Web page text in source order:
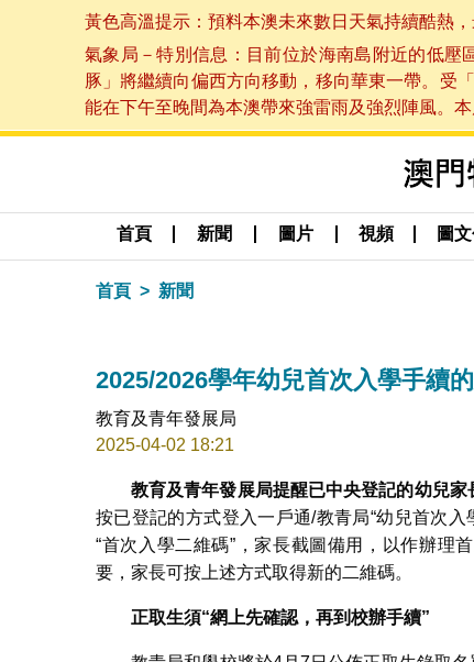
黃色高溫提示：預料本澳未來數日天氣持續酷熱
氣象局－特別信息：目前位於海南島附近的低
豚」將繼續向偏西方向移動，移向華東一帶。受
能在下午至晚間為本澳帶來強雷雨及強烈陣風。
首頁 新聞 圖片 視頻 圖
首頁 新聞
2025/2026學年幼兒首次入學手續
教育及青年發展局
2025-04-02 18:21
教育及青年發展局提醒已中央登記的幼兒家
按已登記的方式登入一戶通/教青局“幼兒首次入
“首次入學二維碼”，家長截圖備用，以作辦理
要，家長可按上述方式取得新的二維碼。
正取生須“網上先確認，再到校辦手續”